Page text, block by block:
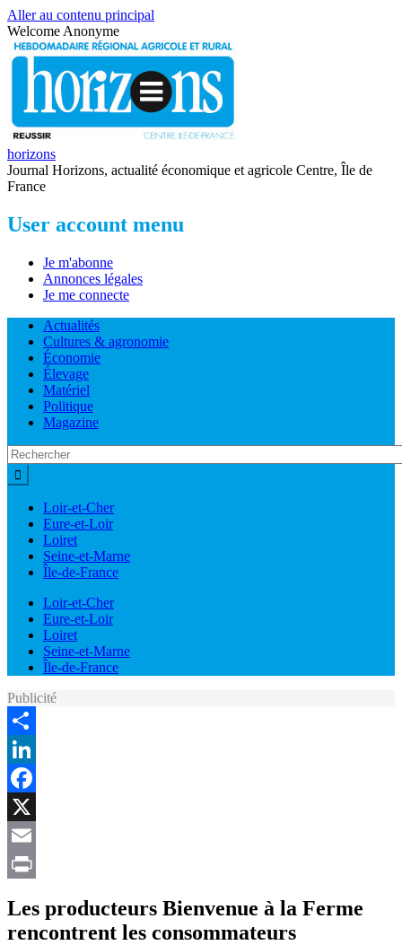
Aller au contenu principal
Welcome Anonyme
horizons
Journal Horizons, actualité économique et agricole Centre, Île de
France
User account menu
Je m'abonne
Annonces légales
Je me connecte
Actualités
Cultures & agronomie
Économie
Élevage
Matériel
Politique
Magazine
Loir-et-Cher
Eure-et-Loir
Loiret
Seine-et-Marne
Île-de-France
Loir-et-Cher
Eure-et-Loir
Loiret
Seine-et-Marne
Île-de-France
Publicité
Share
LinkedIn
Facebook
X
Email
Les producteurs Bienvenue à la Ferme
rencontrent les consommateurs